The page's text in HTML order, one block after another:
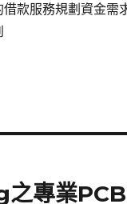
款服務規劃資金需
之專業